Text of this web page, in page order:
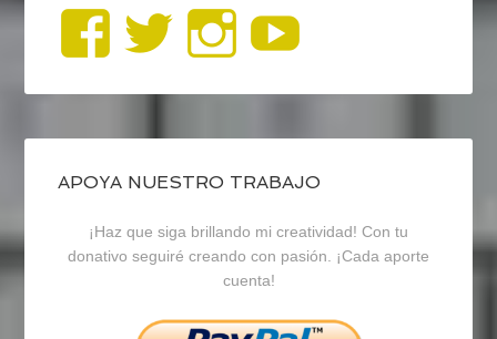
Ver
perfil
de
blogrecursosep
en
Facebook
Ver
perfil
de
recursosep
en
Twitter
Ver
perfil
de
recursosep
en
Instagram
APOYA NUESTRO TRABAJO
¡Haz que siga brillando mi creatividad! Con tu
donativo seguiré creando con pasión. ¡Cada aporte
cuenta!